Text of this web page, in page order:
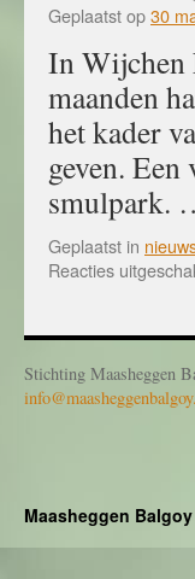
Geplaatst op30
In Wijchen
maanden
het kader
geven. Een
smulpark.
Geplaatst in
Reacties
Stichting Maasheggen
Maasheggen Balgoy